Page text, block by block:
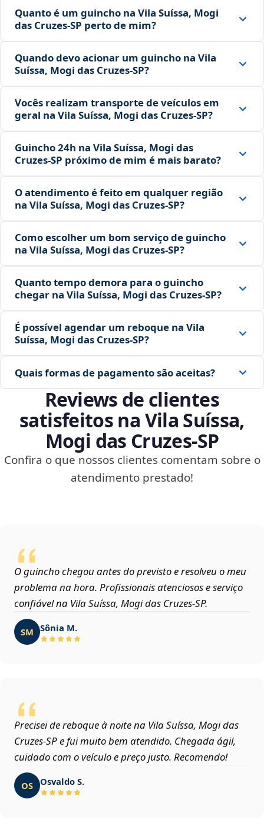
Quanto é um guincho na Vila Suíssa, Mogi
das Cruzes‑SP perto de mim?
Quando devo acionar um guincho na Vila
Suíssa, Mogi das Cruzes‑SP?
Vocês realizam transporte de veículos em
geral na Vila Suíssa, Mogi das Cruzes‑SP?
Guincho 24h na Vila Suíssa, Mogi das
Cruzes‑SP próximo de mim é mais barato?
O atendimento é feito em qualquer região
na Vila Suíssa, Mogi das Cruzes‑SP?
Como escolher um bom serviço de guincho
na Vila Suíssa, Mogi das Cruzes‑SP?
Quanto tempo demora para o guincho
chegar na Vila Suíssa, Mogi das Cruzes‑SP?
É possível agendar um reboque na Vila
Suíssa, Mogi das Cruzes‑SP?
Quais formas de pagamento são aceitas?
Reviews de clientes
satisfeitos na Vila Suíssa,
Mogi das Cruzes‑SP
Confira o que nossos clientes comentam sobre o
atendimento prestado!
O guincho chegou antes do previsto e resolveu o meu
problema na hora. Profissionais atenciosos e serviço
confiável na Vila Suíssa, Mogi das Cruzes‑SP.
SM Sônia M.
Precisei de reboque à noite na Vila Suíssa, Mogi das
Cruzes‑SP e fui muito bem atendido. Chegada ágil,
cuidado com o veículo e preço justo. Recomendo!
OS Osvaldo S.